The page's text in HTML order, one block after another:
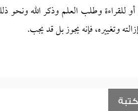
للقراءة وطلب العلم وذكر الله ونحو
وتغييره، فإنه يجوز بل قد يجب.